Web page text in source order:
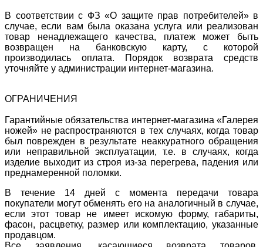
В соответствии с ФЗ «О защите прав потребителей» в
случае, если вам была оказана услуга или реализован
товар ненадлежащего качества, платеж может быть
возвращен на банковскую карту, с которой
производилась оплата. Порядок возврата средств
уточняйте у администрации интернет-магазина.
ОГРАНИЧЕНИЯ
Гарантийные обязательства интернет-магазина «Галерея
ножей» не распространяются в тех случаях, когда товар
был поврежден в результате неаккуратного обращения
или неправильной эксплуатации, т.е. в случаях, когда
изделие выходит из строя из-за перегрева, падения или
преднамеренной поломки.
В течение 14 дней с момента передачи товара
покупатели могут обменять его на аналогичный в случае,
если этот товар не имеет искомую форму, габариты,
фасон, расцветку, размер или комплектацию, указанные
продавцом.